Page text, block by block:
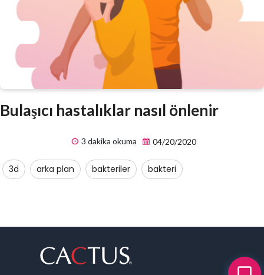
Bulaşıcı hastalıklar nasıl önlenir
3 dakika okuma 04/20/2020
3d arka plan bakteriler bakteri